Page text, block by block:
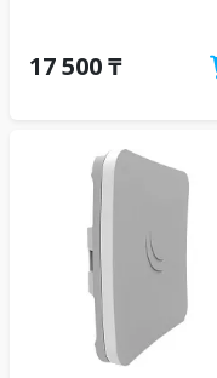
17 500 ₸